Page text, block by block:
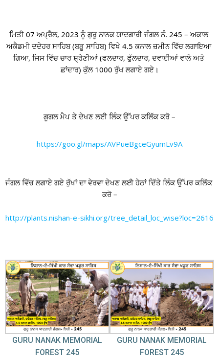
ਮਿਤੀ 07 ਅਪ੍ਰੈਲ, 2023 ਨੂੰ ਗੁਰੂ ਨਾਨਕ ਯਾਦਗਾਰੀ ਜੰਗਲ ਨੰ. 245 – ਅਕਾਲ
ਅਕੈਡਮੀ ਦਦੇਹਰ ਸਾਹਿਬ (ਬੜੂ ਸਾਹਿਬ) ਵਿਖੇ 4.5 ਕਨਾਲ ਜ਼ਮੀਨ ਵਿੱਚ ਲਗਾਇਆ
ਗਿਆ, ਜਿਸ ਵਿੱਚ ਚਾਰ ਸ਼੍ਰੇਣੀਆਂ (ਫਲਦਾਰ, ਫੁੱਲਦਾਰ, ਦਵਾਈਆਂ ਵਾਲੇ ਅਤੇ
ਛਾਂਦਾਰ) ਕੁੱਲ 1000 ਰੁੱਖ ਲਗਾਏ ਗਏ।
ਗੁੂਗਲ ਮੈਪ ਤੇ ਦੇਖਣ ਲਈ ਲਿੰਕ ਉੱਪਰ ਕਲਿੱਕ ਕਰੋ –
https://goo.gl/maps/AVPueBgceGyumLv9A
ਜੰਗਲ ਵਿੱਚ ਲਗਾਏ ਗਏ ਰੁੱਖਾਂ ਦਾ ਵੇਰਵਾ ਦੇਖਣ ਲਈ ਹੇਠਾਂ ਦਿੱਤੇ ਲਿੰਕ ਉੱਪਰ ਕਲਿੱਕ
ਕਰੋ –
http://plants.nishan-e-sikhi.org/tree_detail_loc_wise?loc=2616
GURU NANAK MEMORIAL
FOREST 245
GURU NANAK MEMORIAL
FOREST 245